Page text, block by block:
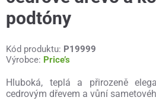
podtóny
Kód produktu: P19999
Výrobce: Price’s
Hluboká, teplá a přirozeně
cedrovým dřevem a vůní